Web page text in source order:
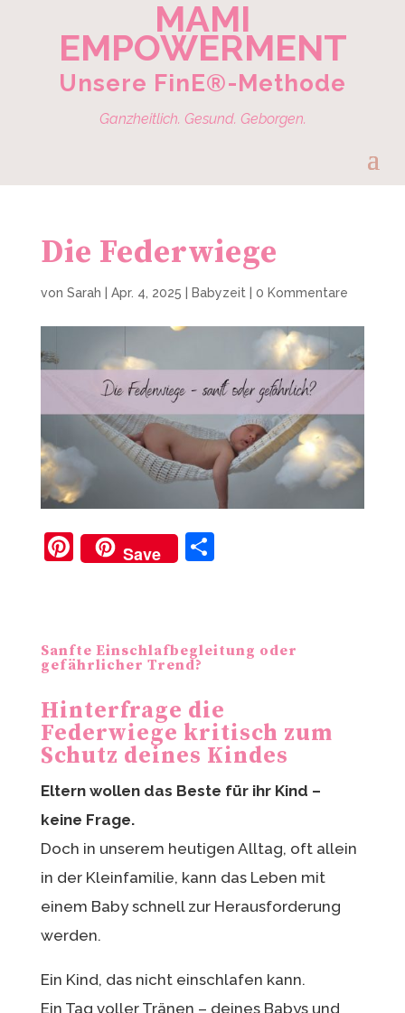
MAMI
EMPOWERMENT
Unsere FinE®-Methode
Ganzheitlich. Gesund. Geborgen.
Die Federwiege
von Sarah Apr. 4, 2025 Babyzeit 0 Kommentare
Pi
st
Save
T
Sanfte Einschlafbegleitung oder
gefährlicher Trend?
Hinterfrage die
Federwiege kritisch zum
Schutz deines Kindes
Eltern wollen das Beste für ihr Kind –
keine Frage.
Doch in unserem heutigen Alltag, oft allein
in der Kleinfamilie, kann das Leben mit
einem Baby schnell zur Herausforderung
werden.
Ein Kind, das nicht einschlafen kann.
Ein Tag voller Tränen – deines Babys und